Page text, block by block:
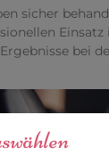
sicher
bei